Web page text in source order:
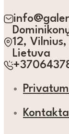
12, Vilnius,
Lietuva